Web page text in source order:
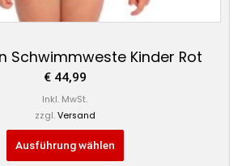
Schwimmweste Kinder Rot
€44,99
Inkl. MwSt.
zzgl. Versand
Ausführung wählen